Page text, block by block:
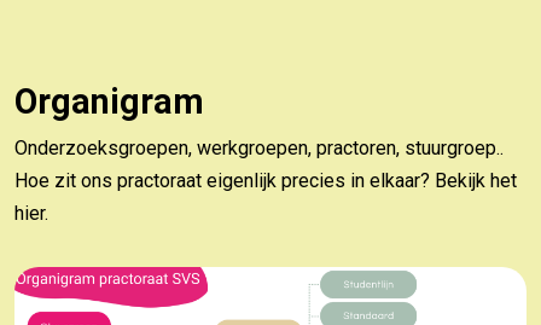
Organigram
Onderzoeksgroepen, werkgroepen, practoren, stuurgroep..
Hoe zit ons practoraat eigenlijk precies in elkaar? Bekijk het
hier.